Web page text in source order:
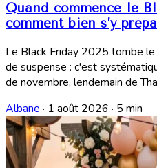
Quand commence le
comment bien s’y
Le Black Friday 2025 tombe
de suspense : c'est
de novembre, lendemain de
Albane · 1 août 2026 · 5 min